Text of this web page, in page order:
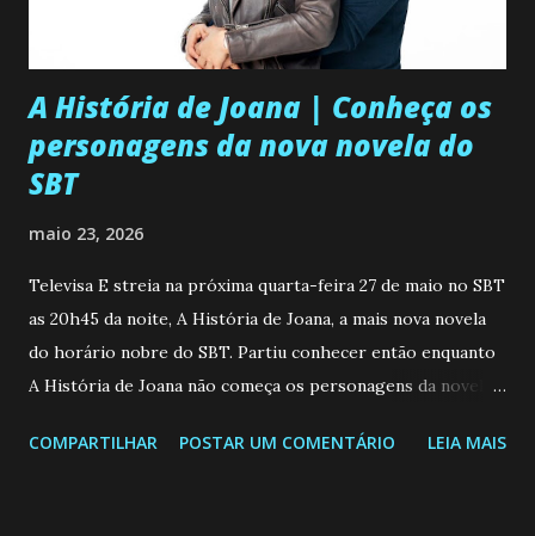
A História de Joana | Conheça os
personagens da nova novela do
SBT
maio 23, 2026
Televisa E streia na próxima quarta-feira 27 de maio no SBT
as 20h45 da noite, A História de Joana, a mais nova novela
do horário nobre do SBT. Partiu conhecer então enquanto
A História de Joana não começa os personagens da novela?
de 25/05/26 a 31/05/26 JOANA GUADALUPE (Camila
COMPARTILHAR POSTAR UM COMENTÁRIO LEIA MAIS